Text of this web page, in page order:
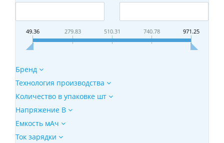
49.36 279.83 510.31 740.78 971.25
Бренд
Технология производства
Количество в упаковке шт
Напряжение В
Емкость мАч
Ток зарядки